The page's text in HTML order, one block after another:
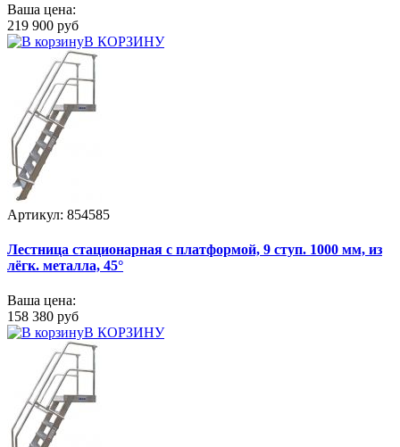
Ваша цена:
219 900 руб
В КОРЗИНУ
Артикул: 854585
Лестница стационарная с платформой, 9 ступ. 1000 мм, из
лёгк. металла, 45°
Ваша цена:
158 380 руб
В КОРЗИНУ